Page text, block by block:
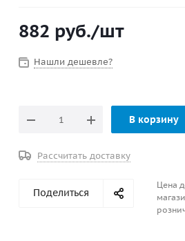
882 руб./шт
Нашли дешевле?
В корзину
Рассчитать доставку
Поделиться
Цена